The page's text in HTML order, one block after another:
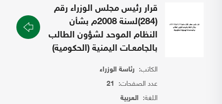
قرار رئيس مجلس الوزراء رقم
(284)لسنة 2008م بشأن
النظام الموحد لشؤون الطالب
بالجامعـات اليمنية (الحكومية)
الكاتب: رئاسة الوزراء
عدد الصفحات: 21
اللغة: العربية